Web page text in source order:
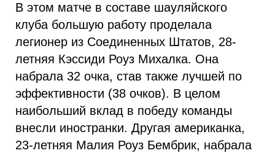
В этом матче в составе шауляйского
клуба большую работу проделала
легионер из Соединенных Штатов, 28-
летняя Кэссиди Роуз Михалка. Она
набрала 32 очка, став также лучшей по
эффективности (38 очков). В целом
наибольший вклад в победу команды
внесли иностранки. Другая американка,
23-летняя Малия Роуз Бембрик, набрала